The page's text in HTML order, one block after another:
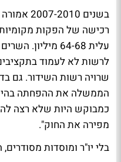
בשנים
עלית 64-68
לרשות לא לעמוד
הממשלה את ההפחתה
כמבוקש היות שלא רצה
מפירה את החוק".
בלי יו"ר ומוסדות